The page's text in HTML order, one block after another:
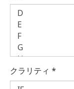
クラリティ *